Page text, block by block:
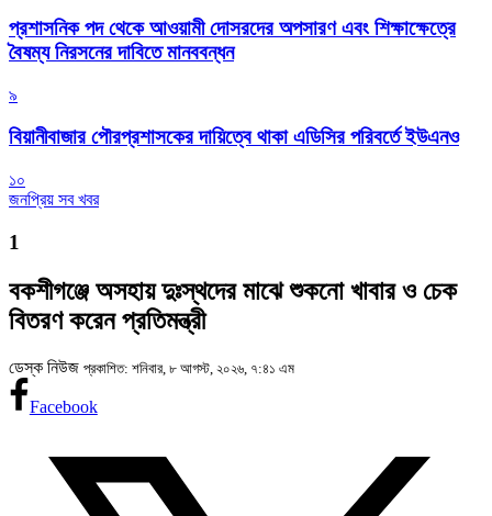
প্রশাসনিক পদ থেকে আওয়ামী দোসরদের অপসারণ এবং শিক্ষাক্ষেত্রে
বৈষম্য নিরসনের দাবিতে মানববন্ধন
৯
বিয়ানীবাজার পৌরপ্রশাসকের দায়িত্বে থাকা এডিসির পরিবর্তে ইউএনও
১০
জনপ্রিয় সব খবর
1
বকশীগঞ্জে অসহায় দুঃস্থদের মাঝে শুকনো খাবার ও চেক
বিতরণ করেন প্রতিমন্ত্রী
ডেস্ক নিউজ প্রকাশিত: শনিবার, ৮ আগস্ট, ২০২৬, ৭:৪১ এম
Facebook